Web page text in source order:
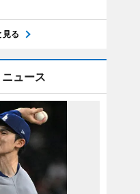
見る
ュース